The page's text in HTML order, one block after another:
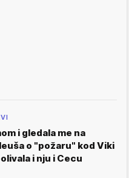
i gledala me na
o "požaru" kod Viki
i nju i Cecu